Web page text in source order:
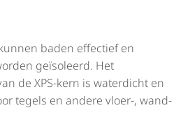
baden effectief en
geïsoleerd. Het
de XPS-kern is waterdicht en
tegels en andere vloer-, wand-